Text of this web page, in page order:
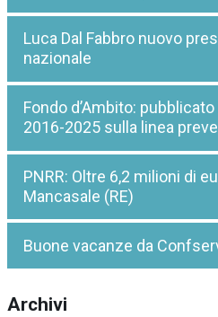
Luca Dal Fabbro nuovo
nazionale
Fondo d’Ambito:
2016-2025 sulla linea
PNRR: Oltre 6,2 milioni di
Mancasale (RE)
Buone vacanze da
Archivi